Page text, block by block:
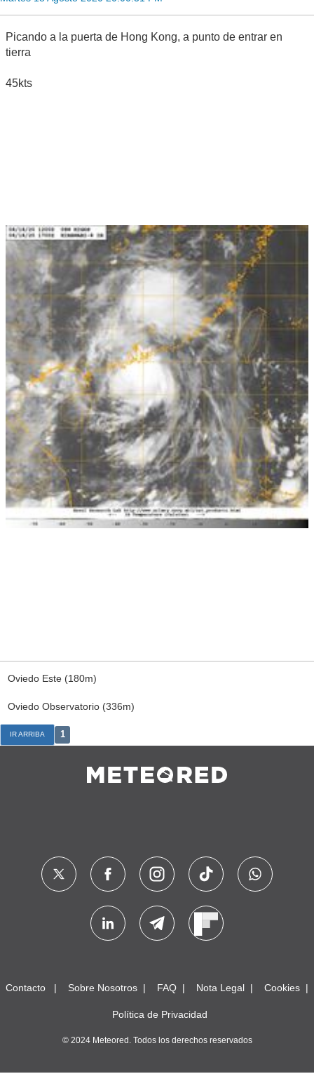
Picando a la puerta de Hong Kong, a punto de entrar en
tierra
45kts
Oviedo Este (180m)
Oviedo Observatorio (336m)
IR ARRIBA 1
Contacto Sobre Nosotros FAQ Nota Legal Cookies
Política de Privacidad
© 2024 Meteored. Todos los derechos reservados